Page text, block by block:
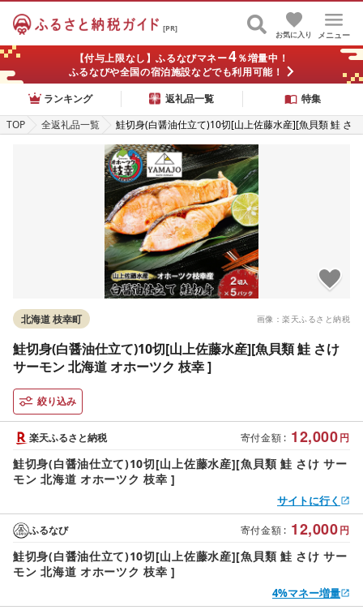
[PR]
メニュー
お気に入り
【付与上限なし】ふるなびマネー4％増量中！
ふるなびや全国の宿泊施設などでも利用可能！
ランキング
返礼品一覧
特集
TOP
全返礼品一覧
鮭切身(白醤油仕立て)10切[山上佐藤水産][魚貝類 鮭 さ
け サーモン 北海道 オホーツク 枝幸 ]
画像：楽天ふるさと納税
北海道 枝幸町
鮭切身(白醤油仕立て)10切[山上佐藤水産][魚貝類 鮭 さけ
サーモン 北海道 オホーツク 枝幸 ]
絞り込み
寄付金額 : 12,000円
楽天ふるさと納税
鮭切身(白醤油仕立て)10切[山上佐藤水産][魚貝類 鮭 さけ サー
モン 北海道 オホーツク 枝幸 ]
サイトに行く
寄付金額 : 12,000円
ふるなび
鮭切身(白醤油仕立て)10切[山上佐藤水産][魚貝類 鮭 さけ サー
モン 北海道 オホーツク 枝幸 ]
4%マネー増量